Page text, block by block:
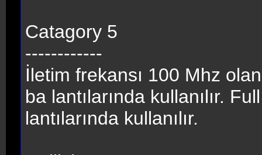
Catagory 5
------------
İletim frekansı 100 Mhz
ba lantılarında kullanılır.
lantılarında kullanılır.